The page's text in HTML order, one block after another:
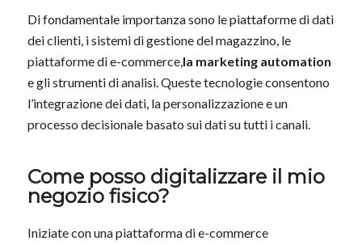
Di fondamentale importanza sono le piattaforme di dati
dei clienti, i sistemi di gestione del magazzino, le
piattaforme di e-commerce,la marketing automation
e gli strumenti di analisi. Queste tecnologie consentono
l’integrazione dei dati, la personalizzazione e un
processo decisionale basato sui dati su tutti i canali.
Come posso digitalizzare il mio
negozio fisico?
Iniziate con una piattaforma di e-commerce